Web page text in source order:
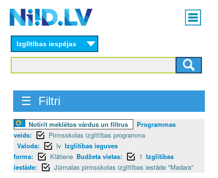
content
Main
menu
Izglītības iespējas
☰ Filtri
Notīrīt meklētos vārdus un filtrus
Programmas
veids:
Pirmsskolas izglītības programma
Valoda:
lv Izglītības ieguves
forma:
Klātiene Budžeta vietas: 1 Izglītības
iestāde:
Jūrmalas pirmsskolas izglītības iestāde "Madara"